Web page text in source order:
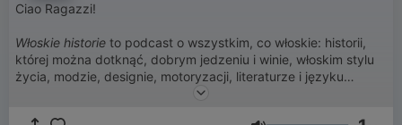
Ciao Ragazzi!
Włoskie historie to podcast o wszystkim, co włoskie: historii,
której można dotknąć, dobrym jedzeniu i winie, włoskim stylu
życia, modzie, designie, motoryzacji, literaturze i języku